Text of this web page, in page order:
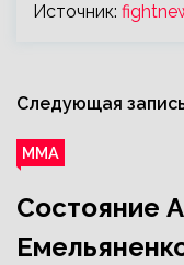
Источник:
Следующая
ММА
Состояние